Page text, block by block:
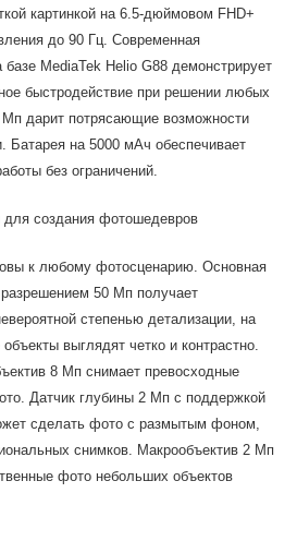
картинкой на 6.5-дюймовом FHD+
до 90 Гц. Современная
MediaTek Helio G88 демонстрирует
быстродействие при решении любых
дарит потрясающие возможности
Батарея на 5000 мАч обеспечивает
без ограничений.
для создания фотошедевров
к любому фотосценарию. Основная
50 Мп получает
степенью детализации, на
выглядят четко и контрастно.
8 Мп снимает превосходные
Датчик глубины 2 Мп с поддержкой
сделать фото с размытым фоном,
снимков. Макрообъектив 2 Мп
фото небольших объектов